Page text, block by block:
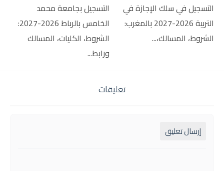
التسجيل في سلك الإجازة في
التربية 2026-2027 بالمغرب:
الشروط، المسالك،...
التسجيل بجامعة محمد
الخامس بالرباط 2026-2027:
الشروط، الكليات، المسالك
ورابط...
تعليقات
إرسال تعليق